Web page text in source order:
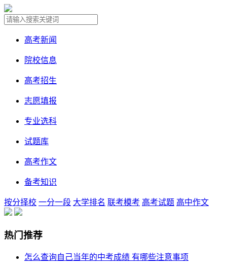
高考新闻
院校信息
高考招生
志愿填报
专业选科
试题库
高考作文
备考知识
按分择校 一分一段 大学排名 联考模考 高考试题 高中作文
热门推荐
怎么查询自己当年的中考成绩 有哪些注意事项